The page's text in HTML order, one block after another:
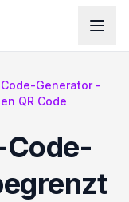
Generator -
QR Code
Code-